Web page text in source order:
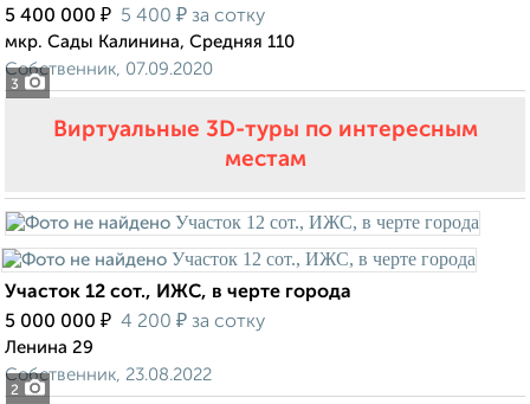
3
5 400 000 ₽ 5 400 ₽ за сотку
мкр. Сады Калинина, Средняя 110
Собственник, 07.09.2020
Виртуальные 3D-туры по интересным
местам
2
Участок 12 сот., ИЖС, в черте города
5 000 000 ₽ 4 200 ₽ за сотку
Ленина 29
Собственник, 23.08.2022